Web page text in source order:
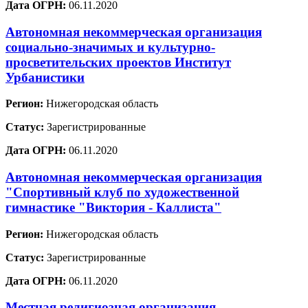
Дата ОГРН: 06.11.2020
Автономная некоммерческая организация
социально-значимых и культурно-
просветительских проектов Институт
Урбанистики
Регион: Нижегородская область
Статус: Зарегистрированные
Дата ОГРН: 06.11.2020
Автономная некоммерческая организация
"Спортивный клуб по художественной
гимнастике "Виктория - Каллиста"
Регион: Нижегородская область
Статус: Зарегистрированные
Дата ОГРН: 06.11.2020